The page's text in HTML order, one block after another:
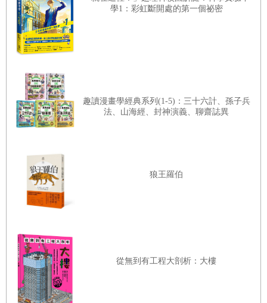
馮季眉◎字畝文化社長兼總編輯
作家是最會說故事的人！而他們小時候，一定也有人為他們
寫故事、愛分享故事的人，並且用自己釀造的故事，豐富這
個世界，也回應飽含故事滋養的童年不時對他們發出的召
喚。
七嘴八舌，不是說八卦，而是說故事。童書作家的腦子和肚
子裡，似乎隨時裝滿各式各樣、五顏六色、神奇精采的故
事，它們活潑又充滿生機，不時會淘氣的跑出來玩。這樣的
有趣的故事。在兒童文學還沒有成形以前，故事都以口傳方
式流傳，這種互相交換故事的遊戲，不正是故事採集與書寫
的源頭嗎？透過採集與書寫，使得原本僅僅流傳於一時一地
學1：彩虹斷開處的第一個祕密
趣讀漫畫學經典系列(1-5)：三十六計、孫子兵
法、山海經、封神演義、聊齋誌異
狼王羅伯
從無到有工程大剖析：大樓